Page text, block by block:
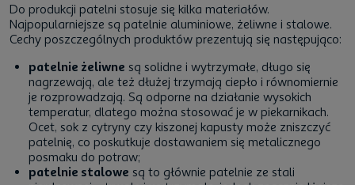
Do produkcji patelni stosuje się kilka materiałów.
Najpopularniejsze są patelnie aluminiowe, żeliwne i stalowe.
Cechy poszczególnych produktów prezentują się następująco:
patelnie żeliwne są solidne i wytrzymałe, długo się
nagrzewają, ale też dłużej trzymają ciepło i równomiernie
je rozprowadzają. Są odporne na działanie wysokich
temperatur, dlatego można stosować je w piekarnikach.
Ocet, sok z cytryny czy kiszonej kapusty może zniszczyć
patelnię, co poskutkuje dostawaniem się metalicznego
posmaku do potraw;
patelnie stalowe są to głównie patelnie ze stali